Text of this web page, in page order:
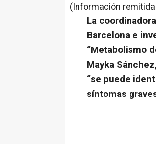
(Información
La
Barcelona e
“Metabolismo
Mayka
“se puede
síntomas